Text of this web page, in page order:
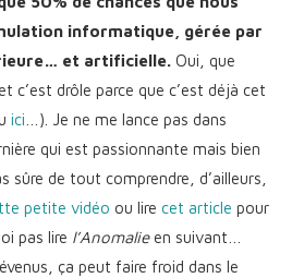
informatique, gérée par
et artificielle. Oui, que
c’est drôle parce que c’est déjà cet
ici…). Je ne me lance pas dans
qui est passionnante mais bien
sûre de tout comprendre, d’ailleurs,
petite vidéo ou lire cet article pour
pas lire l’Anomalie en suivant…
ça peut faire froid dans le